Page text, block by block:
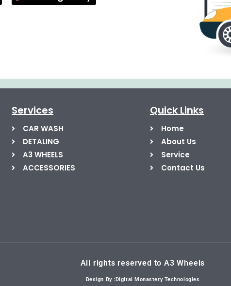
Services
CAR WASH
DETALING
A3 WHEELS
ACCESSORIES
Quick Links
Home
About Us
Service
Contact Us
All rights reserved to A3 Wheels
Design By :Digital Monastery Technologies